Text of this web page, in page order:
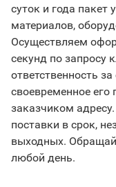
суток и года пакет
материалов,
Осуществляем
секунд по запросу
ответственность
своевременное
заказчиком
поставки в срок,
выходных.
любой день.